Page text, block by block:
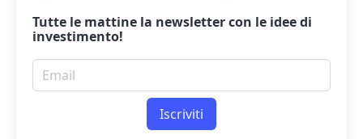
Tutte le mattine la newslettercon le idee di
investimento!
Email per newsletter
Iscriviti